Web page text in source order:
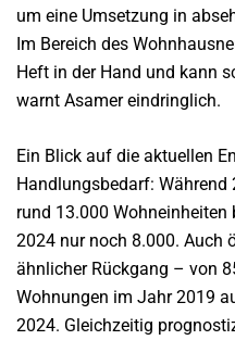
um eine Umsetzung in
Im Bereich des
Heft in der Hand und kann
warnt Asamer eindringlich.
Ein Blick auf die aktuellen
Handlungsbedarf: Während
rund 13.000
2024 nur noch 8.000. Auch
ähnlicher Rückgang – von
Wohnungen im Jahr 2019
2024. Gleichzeitig